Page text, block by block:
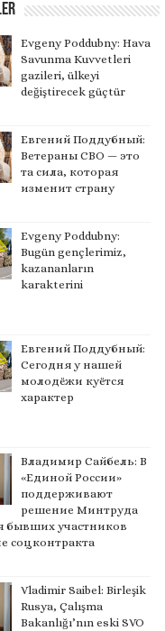
Evgeny Poddubny: Hava
Savunma Kuvvetleri
gazileri, ülkeyi
değiştirecek güçtür
Евгений Поддубный:
Ветераны СВО — это
та сила, которая
изменит страну
Evgeny Poddubny:
Bugün gençlerimiz,
kazananların
karakterini
Евгений Поддубный:
Сегодня у нашей
молодёжи куётся
характер
Владимир Сайбель: В
«Единой России»
поддерживают
решение Минтруда
бывших участников
соцконтракта
Vladimir Saibel: Birleşik
Rusya, Çalışma
Bakanlığı’nın eski SVO